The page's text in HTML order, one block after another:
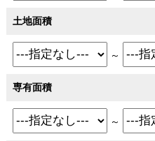
土地面積
～
専有面積
～